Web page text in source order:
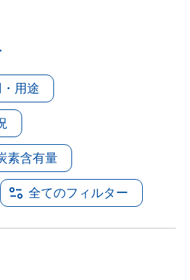
用途
素含有量
全てのフィルター